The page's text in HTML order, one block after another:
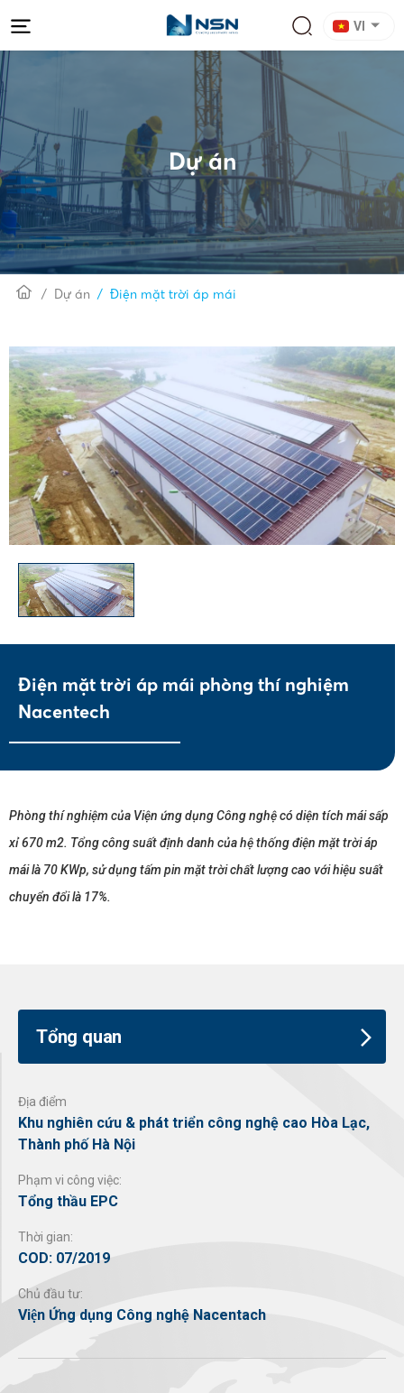
VI
Dự án
Dự án Điện mặt trời áp mái
Điện mặt trời áp mái phòng thí nghiệm
Nacentech
Phòng thí nghiệm của Viện ứng dụng Công nghệ có diện tích mái sấp
xỉ 670 m2. Tổng công suất định danh của hệ thống điện mặt trời áp
mái là 70 KWp, sử dụng tấm pin mặt trời chất lượng cao với hiệu suất
chuyển đổi là 17%.
Tổng quan
Địa điểm
Khu nghiên cứu & phát triển công nghệ cao Hòa Lạc,
Thành phố Hà Nội
Phạm vi công việc:
Tổng thầu EPC
Thời gian:
COD: 07/2019
Chủ đầu tư:
Viện Ứng dụng Công nghệ Nacentach